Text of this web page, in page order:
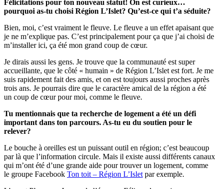
Félicitations pour ton nouveau statut! On est curieux…
pourquoi as-tu choisi Région L’Islet? Qu’est-ce qui t’a séduite?
Bien, moi, c’est vraiment le fleuve. Le fleuve a un effet apaisant que
je ne m’explique pas. C’est principalement pour ça que j’ai choisi de
m’installer ici, ça été mon grand coup de cœur.
Je dirais aussi les gens. Je trouve que la communauté est super
accueillante, que le côté « humain » de Région L’Islet est fort. Je me
suis rapidement fait des amis, et on est toujours aussi proches après
trois ans. Je pourrais dire que le caractère amical de la région a été
un coup de cœur pour moi, comme le fleuve.
Tu mentionnais que ta recherche de logement a été un défi
important dans ton parcours. As-tu eu du soutien pour le
relever?
Le bouche à oreilles est un puissant outil en région; c’est beaucoup
par là que l’information circule. Mais il existe aussi différents canaux
qui m’ont été d’une grande aide pour trouver un logement, comme
le groupe Facebook Ton toit – Région L’Isletpar exemple.